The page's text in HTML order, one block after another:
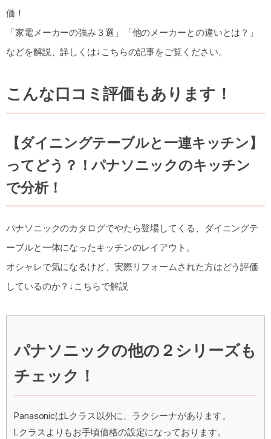
価！
「家電メーカーの強み３選」「他のメーカーとの違いとは？」
などを解説、詳しくは↓こちらの記事をご覧ください。
こんな口コミ評価もあります！
【ダイニングテーブルと一連キッチン】
ってどう？！パナソニックのキッチン
で分析！
パナソニックのカタログでやたら登場してくる、ダイニングテ
ーブルと一体になったキッチンのレイアウト。
オシャレで気になるけど、実際リフォームされた方はどう評価
しているのか？↓こちらで解説
パナソニックの他の２シリーズも
チェック！
PanasonicはLクラス以外に、ラクシーナがあります。
Lクラスよりもお手頃価格の設定になっております。